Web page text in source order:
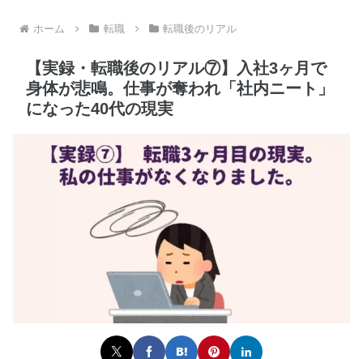
ホーム 転職 転職後のリアル
【実録・転職後のリアル⑦】入社3ヶ月で
身体が悲鳴。仕事が奪われ「社内ニート」
になった40代の現実